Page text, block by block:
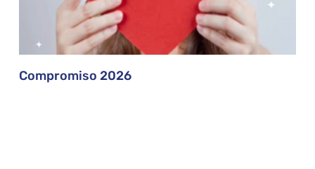
Compromiso 2026